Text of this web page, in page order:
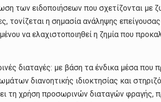
των ειδοποιήσεων που σχετίζονται με
τονίζεται η σημασία ανάληψης
να ελαχιστοποιηθεί η ζημία που
διαταγές: με βάση τα ένδικα μέσα που
διανοητικής ιδιοκτησίας και
τη χρήση προσωρινών διαταγών φραγής,